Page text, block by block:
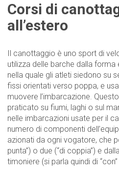
Corsi di
all’estero
Il canottaggio è uno sport di
utilizza delle barche dalla
nella quale gli atleti siedono su
fissi orientati verso poppa, e
muovere l’imbarcazione.
praticato su fiumi, laghi o sul
nelle imbarcazioni usate per il
numero di componenti
azionati da ogni vogatore, che
punta”) o due (“di coppia”) e
timoniere (si parla quindi di “con”